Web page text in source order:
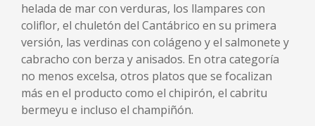
helada de mar con verduras, los llampares con
coliflor, el chuletón del Cantábrico en su primera
versión, las verdinas con colágeno y el salmonete y
cabracho con berza y anisados. En otra categoría
no menos excelsa, otros platos que se focalizan
más en el producto como el chipirón, el cabritu
bermeyu e incluso el champiñón.